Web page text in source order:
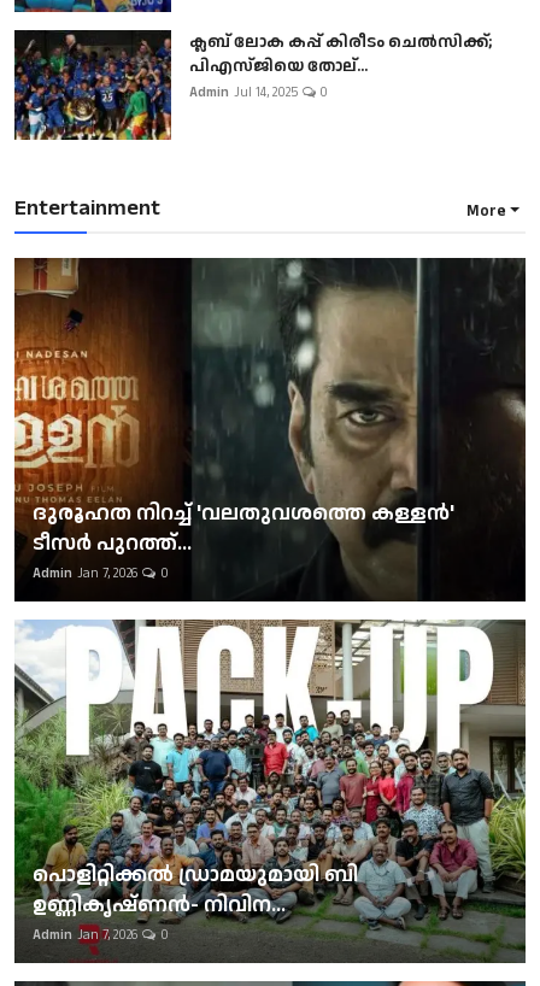
ക്ലബ് ലോക കപ്പ് കിരീടം ചെല്‍സിക്ക്;
പിഎസ്ജിയെ തോല്...
Admin Jul 14, 2025 0
Entertainment More
ദുരൂഹത നിറച്ച് 'വലതുവശത്തെ കള്ളന്‍'
ടീസര്‍ പുറത്ത്...
Admin Jan 7, 2026 0
പൊളിറ്റിക്കല്‍ ഡ്രാമയുമായി ബി
ഉണ്ണികൃഷ്ണന്‍- നിവിന...
Admin Jan 7, 2026 0